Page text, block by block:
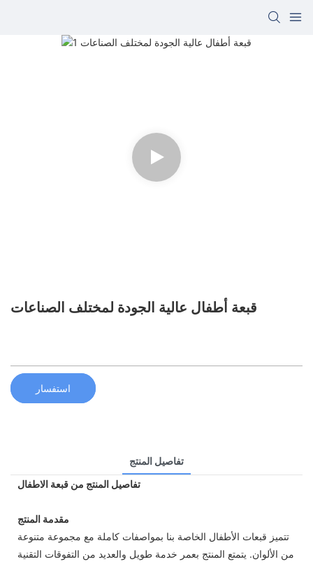
قبعة أطفال عالية الجودة لمختلف الصناعات
استفسار
تفاصيل المنتج
تفاصيل المنتج من قبعة الاطفال
مقدمة المنتج
تتميز قبعات الأطفال الخاصة بنا بمواصفات كاملة مع مجموعة متنوعة
من الألوان. يتمتع المنتج بعمر خدمة طويل والعديد من التفوقات التقنية